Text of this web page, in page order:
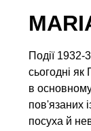
Події 1932-
сьогодні
в
пов'язаних
посуха й